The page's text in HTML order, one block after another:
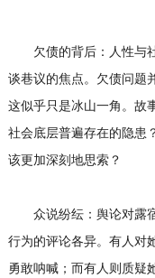
欠债的背后：人性与社
谈巷议的焦点。欠债问题
这似乎只是冰山一角。故
社会底层普遍存在的隐患
该更加深刻地思索？
众说纷纭：舆论对露宿
行为的评论各异。有人对
勇敢呐喊；而有人则质疑